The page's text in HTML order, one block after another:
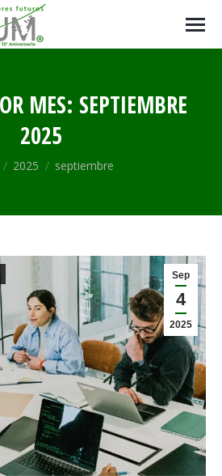
MES: SEPTIEMBRE
2025
aquí:
2025 septiembre
Sep
4
2025